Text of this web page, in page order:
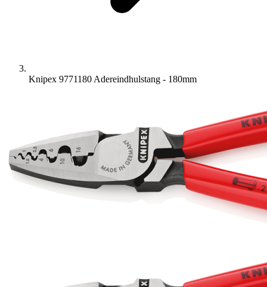
Knipex 9771180 Adereindhulstang - 180mm